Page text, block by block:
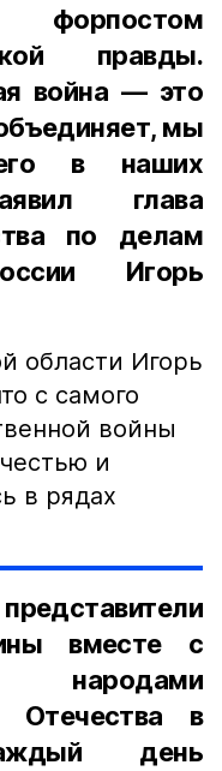
форпостом
правды.
война — это
мы
в наших
глава
по делам
Игорь
области Игорь
с самого
войны
и
в рядах
вместе с
народами
Отечества в
день